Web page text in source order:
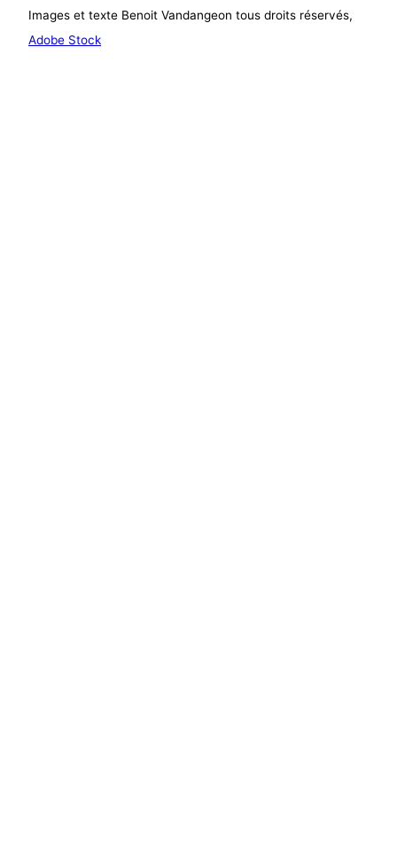
Images et texte Benoit Vandangeon tous droits réservés,
Adobe Stock